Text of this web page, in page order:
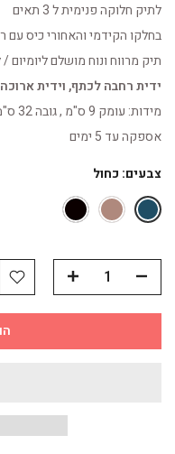
לתיק חלוקה פנימית ל 3 תאים
בחלקו הקידמי והאחורי כיס עם
תיק מרווח ונוח מושלם ליומיום
ידית רחבה לכתף, וידית
מידות: עומק 9 ס"מ , גובה 32 ס"מ, רוחב 38 ס"מ
אספקה עד 5 ימים
צבעים: כחול